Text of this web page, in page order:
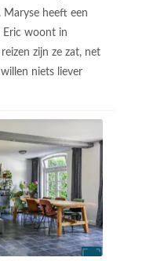
Maryse heeft een
Eric woont in
zijn ze zat, net
niets liever